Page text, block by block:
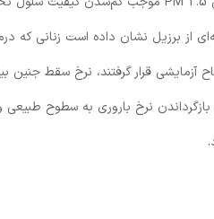
آزمایشی قرار گرفتند، نرخ سقط جنین
نرخ باروری به سطوح طبیعی
.